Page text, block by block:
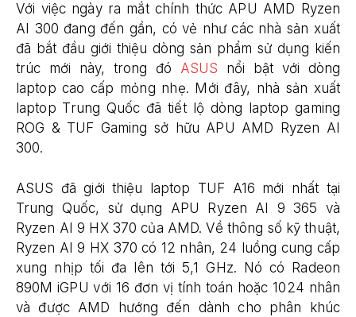
Với việc ngày ra mắt chính thức APU AMD Ryzen
AI 300 đang đến gần, có vẻ như các nhà sản xuất
đã bắt đầu giới thiệu dòng sản phẩm sử dụng kiến
trúc mới này, trong đó ASUS nổi bật với dòng
laptop cao cấp mỏng nhẹ. Mới đây, nhà sản xuất
laptop Trung Quốc đã tiết lộ dòng laptop gaming
ROG & TUF Gaming sở hữu APU AMD Ryzen AI
300.
ASUS đã giới thiệu laptop TUF A16 mới nhất tại
Trung Quốc, sử dụng APU Ryzen AI 9 365 và
Ryzen AI 9 HX 370 của AMD. Về thông số kỹ thuật,
Ryzen AI 9 HX 370 có 12 nhân, 24 luồng cung cấp
xung nhịp tối đa lên tới 5,1 GHz. Nó có Radeon
890M iGPU với 16 đơn vị tính toán hoặc 1024 nhân
và được AMD hướng đến dành cho phân khúc